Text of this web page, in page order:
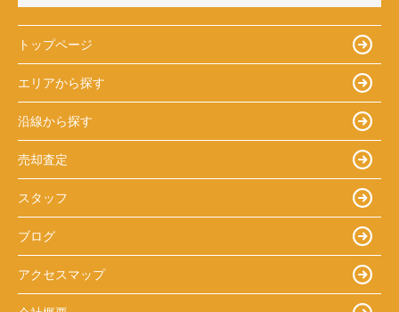
トップページ
エリアから探す
沿線から探す
売却査定
スタッフ
ブログ
アクセスマップ